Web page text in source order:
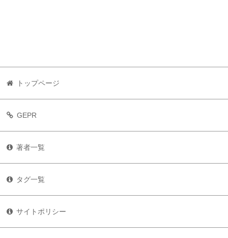
トップページ
GEPR
著者一覧
タグ一覧
サイトポリシー